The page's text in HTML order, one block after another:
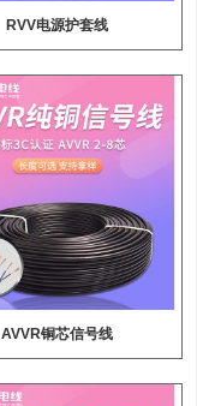
RVV电源护套线
AVVR铜芯信号线